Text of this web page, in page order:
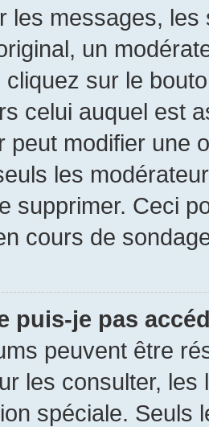
les messages,
un
cliquez sur le
celui auquel est
peut modifier une
les
supprimer. Ceci
cours de
puis-je pas
peuvent être
les consulter,
spéciale. Seuls